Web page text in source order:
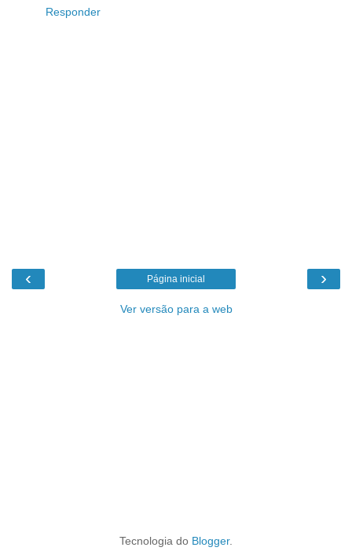
Responder
‹ ›
Página inicial
Ver versão para a web
Tecnologia do Blogger.